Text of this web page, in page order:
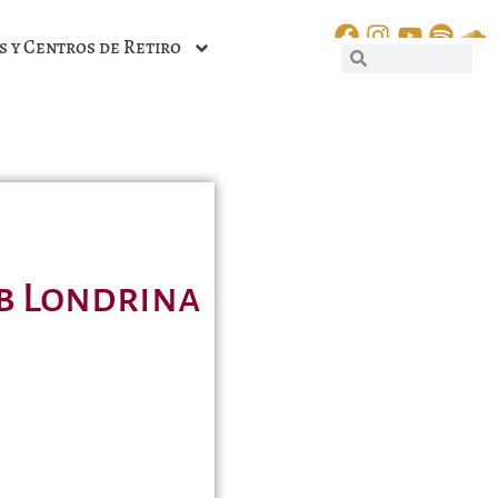
y Centros de Retiro
Londrina